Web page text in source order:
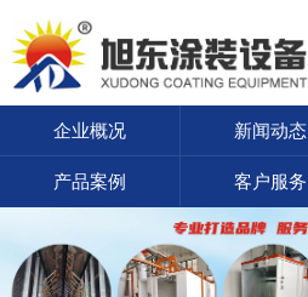
企业概况 新闻动态
产品案例 客户服务